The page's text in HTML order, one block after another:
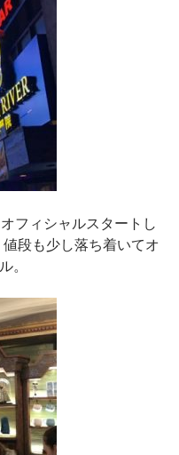
フィシャルスタートし
段も少し落ち着いてオ
。